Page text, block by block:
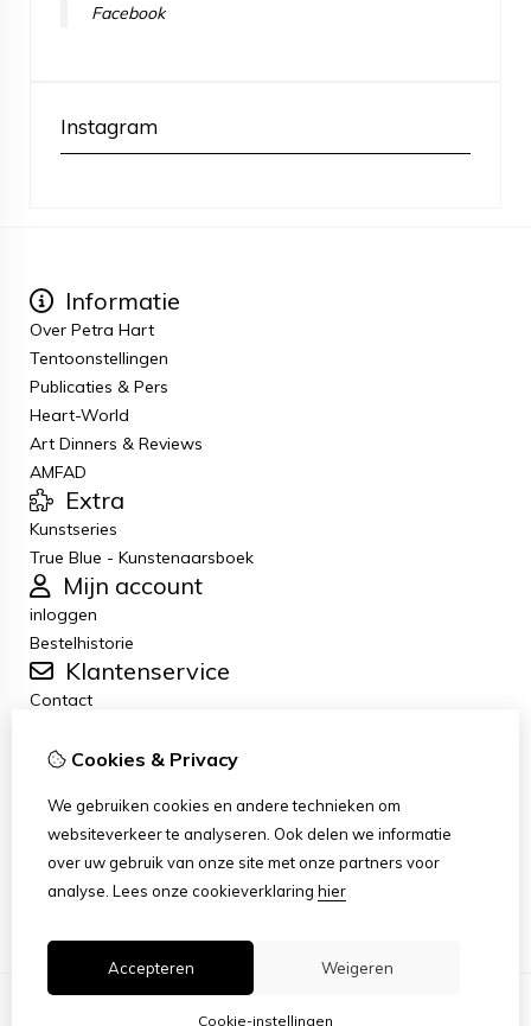
Facebook
Instagram
Informatie
Over Petra Hart
Tentoonstellingen
Publicaties & Pers
Heart-World
Art Dinners & Reviews
AMFAD
Extra
Kunstseries
True Blue - Kunstenaarsboek
Mijn account
inloggen
Bestelhistorie
Klantenservice
Contact
Algemene voorwaarden
Disclaimer
Disclaimer-e-mail
Copyright
Stichting Art Zuiderzee Route
Cookies & Privacy
We gebruiken cookies en andere technieken om
websiteverkeer te analyseren. Ook delen we informatie
over uw gebruik van onze site met onze partners voor
analyse. Lees onze cookieverklaring hier
Accepteren Weigeren
Cookie-instellingen